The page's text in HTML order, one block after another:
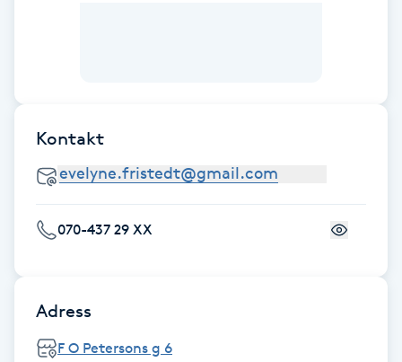
Hudvård
Hyaluronsyra
Hyperhidros
Hårborttagning
Kontakt
070-437 29 XX
Adress
F O Petersons g 6